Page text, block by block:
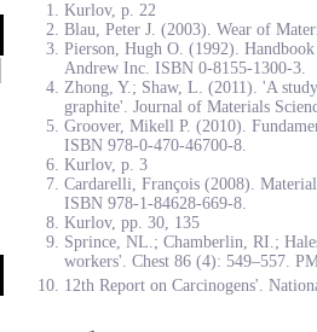
Kurlov, p. 22
Blau, Peter J. (2003). Wear of
Pierson, Hugh O. (1992).
Andrew Inc. ISBN 0-8155-1300-3.
Zhong, Y.; Shaw, L. (2011). 'A
graphite'. Journal of Materials
Groover, Mikell P. (2010).
ISBN 978-0-470-46700-8.
Kurlov, p. 3
Cardarelli, François (2008).
ISBN 978-1-84628-669-8.
Kurlov, pp. 30, 135
Sprince, NL.; Chamberlin, RI.;
workers'. Chest 86 (4): 549–557.
12th Report on Carcinogens'.